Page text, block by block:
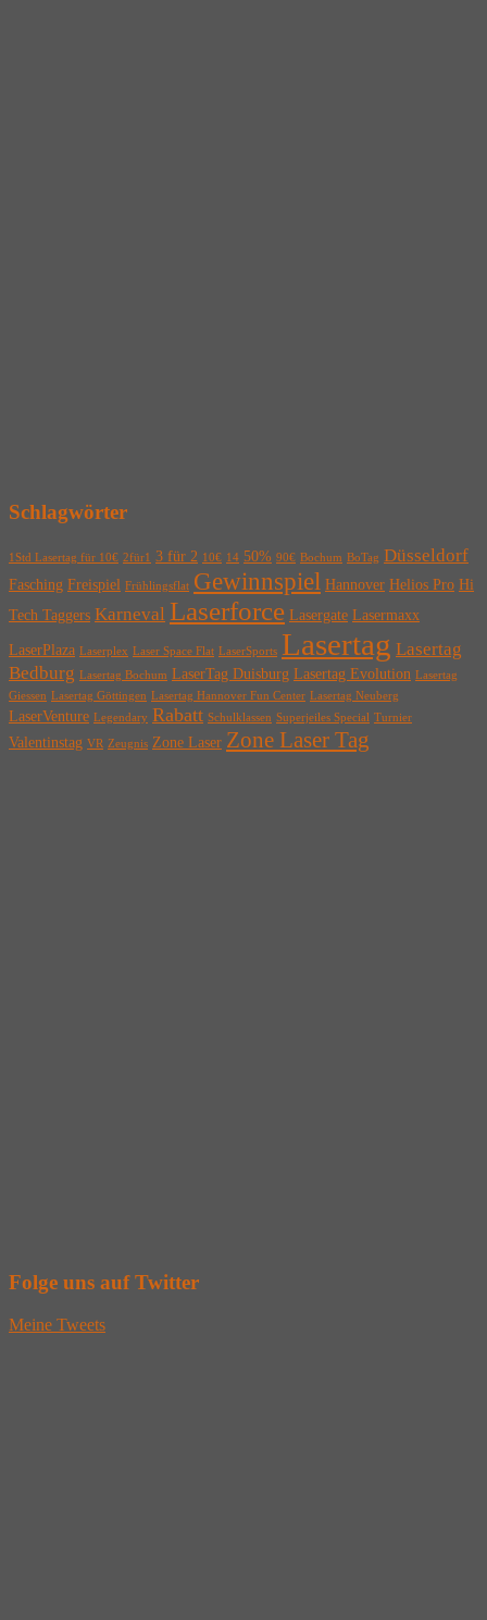
Schlagwörter
1Std Lasertag für 10€ 2für1 3 für 2 10€ 14 50% 90€ Bochum BoTag Düsseldorf
Fasching Freispiel Frühlingsflat Gewinnspiel Hannover Helios Pro Hi
Tech Taggers Karneval Laserforce Lasergate Lasermaxx
LaserPlaza Laserplex Laser Space Flat LaserSports Lasertag Lasertag
Bedburg Lasertag Bochum LaserTag Duisburg Lasertag Evolution Lasertag
Giessen Lasertag Göttingen Lasertag Hannover Fun Center Lasertag Neuberg
LaserVenture Legendary Rabatt Schulklassen Superjeiles Special Turnier
Valentinstag VR Zeugnis Zone Laser Zone Laser Tag
Folge uns auf Twitter
Meine Tweets